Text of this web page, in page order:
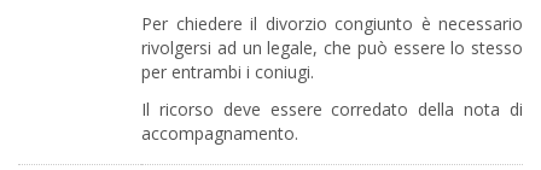
Per chiedere il divorzio congiunto è necessario
rivolgersi ad un legale, che può essere lo stesso
per entrambi i coniugi.
Il ricorso deve essere corredato della nota di
accompagnamento.